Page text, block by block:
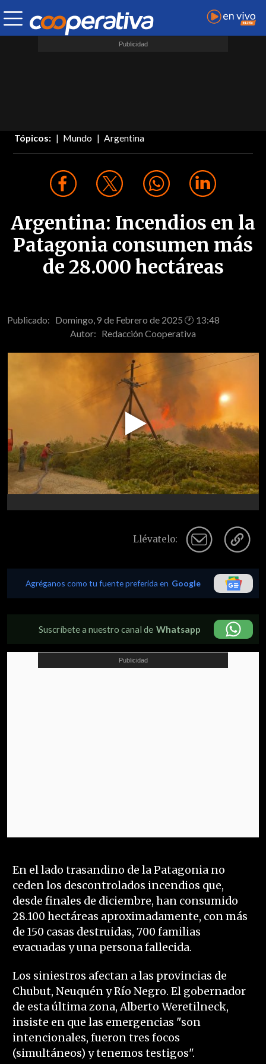
Tópicos: Mundo Argentina
Argentina: Incendios en la
Patagonia consumen más
de 28.000 hectáreas
Publicado: Domingo, 9 de Febrero de 2025 🕐 13:48
Autor: Redacción Cooperativa
Play
Video
Llévatelo:
Agréganos como tu fuente preferida en Google
Suscríbete a nuestro canal de Whatsapp
En el lado trasandino de la Patagonia no
ceden los descontrolados incendios que,
desde finales de diciembre, han consumido
28.100 hectáreas aproximadamente, con más
de 150 casas destruidas, 700 familias
evacuadas y una persona fallecida.
Los siniestros afectan a las provincias de
Chubut, Neuquén y Río Negro. El gobernador
de esta última zona, Alberto Weretilneck,
insiste en que las emergencias "son
intencionales, fueron tres focos
(simultáneos) y tenemos testigos".